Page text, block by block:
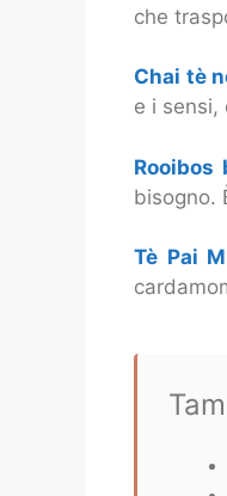
che
Chai tè
e i sensi,
Rooibos
bisogno.
Tè Pai